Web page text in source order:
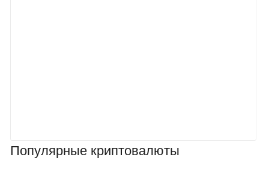
Популярные криптовалюты